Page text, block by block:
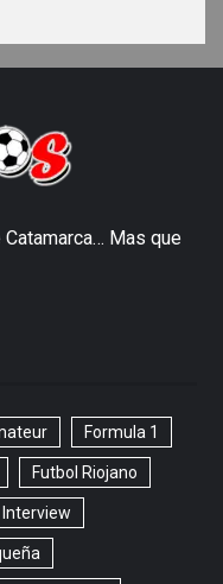
Mas que
Formula 1
Futbol Riojano
Interview